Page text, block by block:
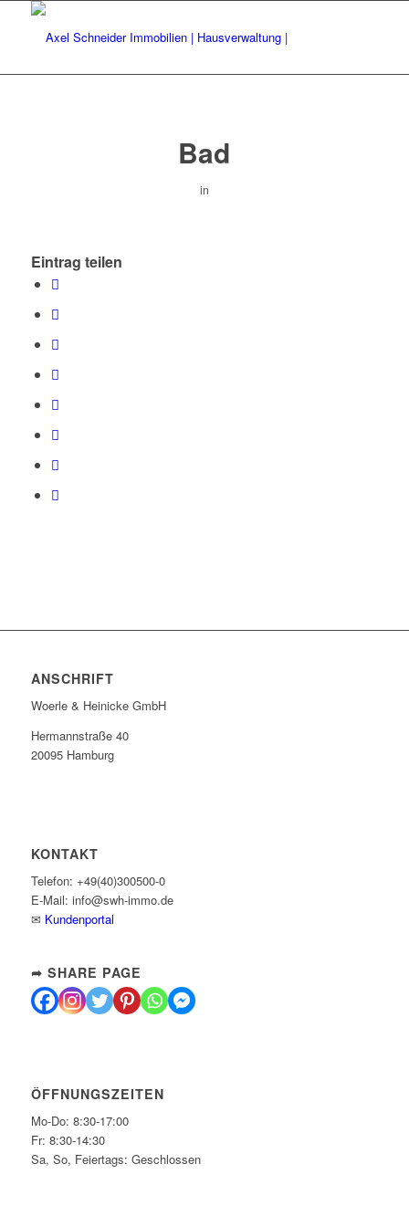
Bad
in
Eintrag teilen
ANSCHRIFT
Woerle & Heinicke GmbH
Hermannstraße 40
20095 Hamburg
KONTAKT
Telefon: +49(40)300500-0
E-Mail: info@swh-immo.de
✉ Kundenportal
➦ SHARE PAGE
ÖFFNUNGSZEITEN
Mo-Do: 8:30-17:00
Fr: 8:30-14:30
Sa, So, Feiertags: Geschlossen